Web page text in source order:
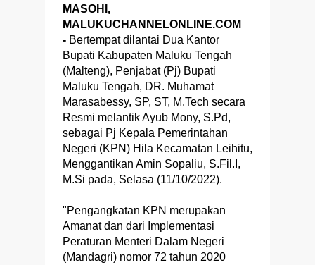
MASOHI,
MALUKUCHANNELONLINE.COM
- Bertempat dilantai Dua Kantor
Bupati Kabupaten Maluku Tengah
(Malteng), Penjabat (Pj) Bupati
Maluku Tengah, DR. Muhamat
Marasabessy, SP, ST, M.Tech secara
Resmi melantik Ayub Mony, S.Pd,
sebagai Pj Kepala Pemerintahan
Negeri (KPN) Hila Kecamatan Leihitu,
Menggantikan Amin Sopaliu, S.Fil.I,
M.Si pada, Selasa (11/10/2022).
"Pengangkatan KPN merupakan
Amanat dan dari Implementasi
Peraturan Menteri Dalam Negeri
(Mandagri) nomor 72 tahun 2020